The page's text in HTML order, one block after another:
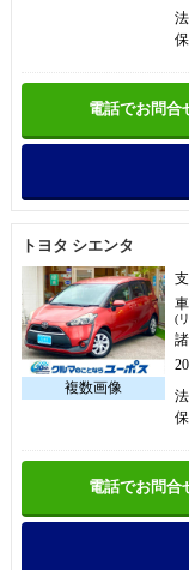
電話でお問合
トヨタ シエンタ
(
電話でお問合